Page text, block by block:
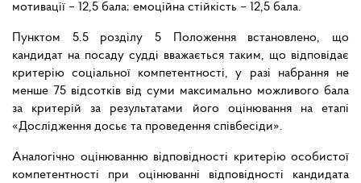
мотивації – 12,5 бала; емоційна стійкість – 12,5 бала.
Пунктом 5.5 розділу 5 Положення встановлено, що
кандидат на посаду судді вважається таким, що відповідає
критерію соціальної компетентності, у разі набрання не
менше 75 відсотків від суми максимально можливого бала
за критерій за результатами його оцінювання на етапі
«Дослідження досьє та проведення співбесіди».
Аналогічно оцінюванню відповідності критерію особистої
компетентності при оцінюванні відповідності кандидата